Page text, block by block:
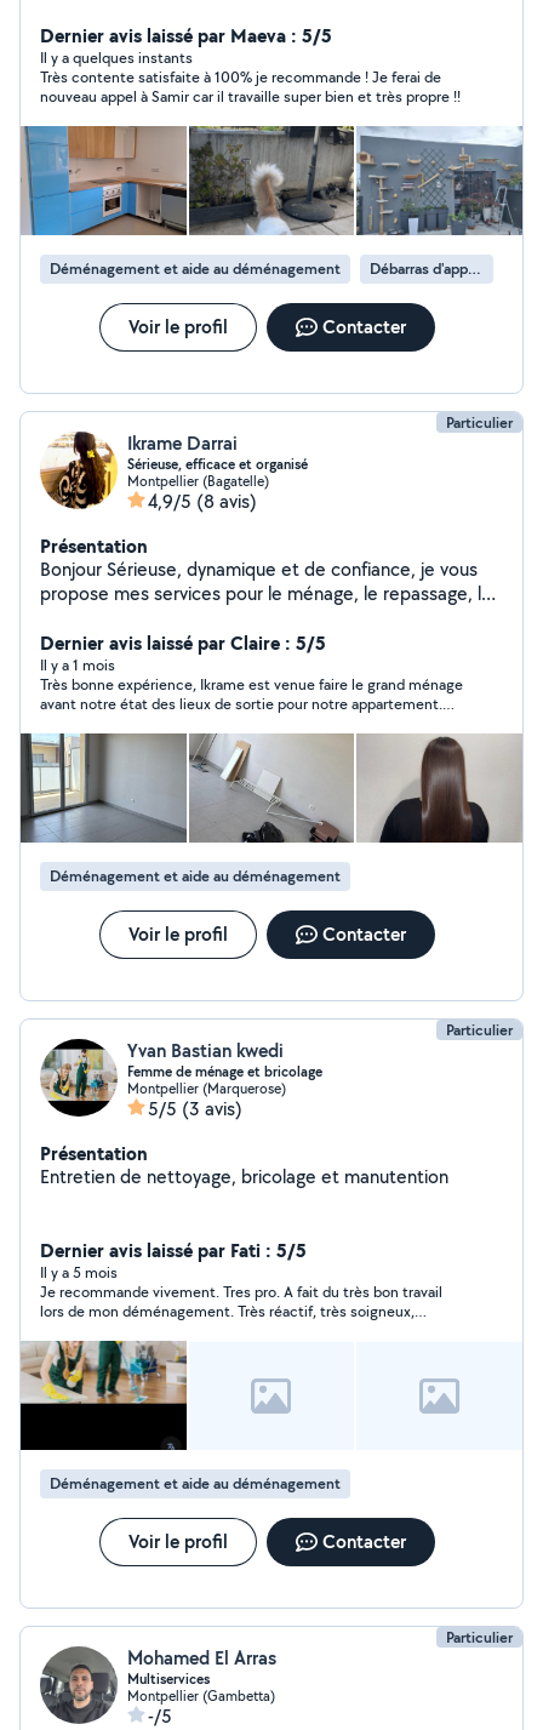
au tâches quotidiennes. N'hésitez pas à me contacter je
vous répondrai.
Dernier avis laissé par Maeva : 5/5
Il y a quelques instants
Très contente satisfaite à 100% je recommande ! Je ferai de
nouveau appel à Samir car il travaille super bien et très propre !!
Déménagement et aide au déménagement Débarras d'appartement
Voir le profil Contacter
Particulier
Ikrame Darrai
Sérieuse, efficace et organisé
Montpellier (Bagatelle)
4,9/5 (8 avis)
Présentation
Bonjour Sérieuse, dynamique et de confiance, je vous
propose mes services pour le ménage, le repassage, le
montage de meubles et les petits travaux de peinture.
Je travaille avec soin et bonne humeur pour vous
faciliter le quotidien. N'hésitez pas à me contacter !
Dernier avis laissé par Claire : 5/5
Il y a 1 mois
Très bonne expérience, Ikrame est venue faire le grand ménage
avant notre état des lieux de sortie pour notre appartement.
beaucoup !
Déménagement et aide au déménagement
Voir le profil Contacter
Particulier
Yvan Bastian kwedi
Femme de ménage et bricolage
Montpellier (Marquerose)
5/5 (3 avis)
Présentation
Entretien de nettoyage, bricolage et manutention
Dernier avis laissé par Fati : 5/5
Il y a 5 mois
Je recommande vivement. Tres pro. A fait du très bon travail
lors de mon déménagement. Très réactif, très soigneux,
Déménagement et aide au déménagement
Voir le profil Contacter
Particulier
Mohamed El Arras
Multiservices
Montpellier (Gambetta)
-/5